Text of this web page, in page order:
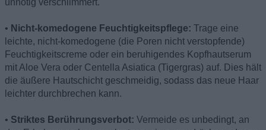
• Nicht-komedogene Feuchtigkeitspflege: Trage eine
leichte, nicht-komedogene (die Poren nicht verstopfende)
Feuchtigkeitscreme oder ein beruhigendes Kopfhautserum
mit Aloe Vera oder Centella Asiatica (Tigergras) auf. Dies hält
die äußere Hautschicht geschmeidig, sodass das neue Haar
leichter durchbrechen kann.
• Striktes Berührungsverbot: Vermeide es unbedingt, an